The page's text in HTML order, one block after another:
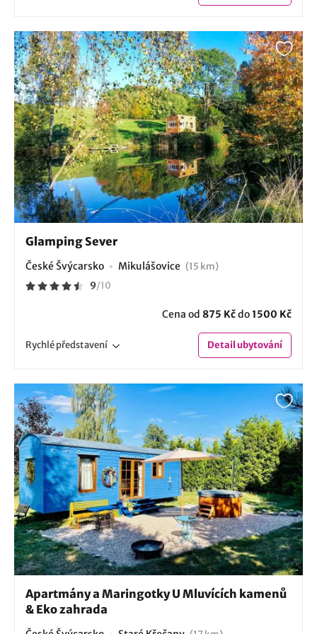
Glamping Sever
České Švýcarsko Mikulášovice (15 km)
9/10
Cena od 875 Kčdo1500 Kč
Rychlépředstavení Detailubytování
Apartmány a Maringotky U Mluvících kamenů
& Eko zahrada